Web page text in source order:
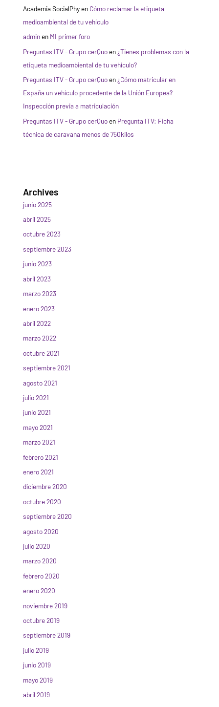
Academia SocialPhyen Cómo reclamar la etiqueta
medioambiental de tu vehículo
adminen MI primer foro
Preguntas ITV - Grupo cerQuoen ¿Tienes problemas con la
etiqueta medioambiental de tu vehículo?
Preguntas ITV - Grupo cerQuoen ¿Cómo matricular en
España un vehículo procedente de la Unión Europea?
Inspección previa a matriculación
Preguntas ITV - Grupo cerQuoen Pregunta ITV: Ficha
técnica de caravana menos de 750kilos
Archives
junio 2025
abril 2025
octubre 2023
septiembre 2023
junio 2023
abril 2023
marzo 2023
enero 2023
abril 2022
marzo 2022
octubre 2021
septiembre 2021
agosto 2021
julio 2021
junio 2021
mayo 2021
marzo 2021
febrero 2021
enero 2021
diciembre 2020
octubre 2020
septiembre 2020
agosto 2020
julio 2020
marzo 2020
febrero 2020
enero 2020
noviembre 2019
octubre 2019
septiembre 2019
julio 2019
junio 2019
mayo 2019
abril 2019